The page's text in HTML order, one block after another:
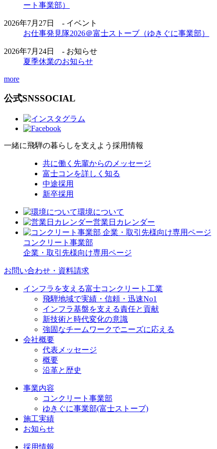
ート事業部）
2026年7月27日 - イベント
お仕事発見隊2026＠富士ストーブ（ゆきぐに事業部）
2026年7月24日 - お知らせ
夏季休業のお知らせ
more
公式SNSSOCIAL
一緒に飛騨の暮らしを支えよう 採用情報
共に働く先輩からのメッセージ
富士コンを詳しく知る
中途採用
新卒採用
環境について
営業日カレンダー
コンクリート事業部
企業・取引先様向け専用ページ
お問い合わせ・資料請求
インフラを支える富士コンクリート工業
飛騨地域で実績・信頼・迅速No1
インフラ基盤を支える責任と貢献
新技術と時代変化の意識
強固なチームワークでニーズに応える
会社概要
代表メッセージ
概要
沿革と歴史
事業内容
コンクリート事業部
ゆきぐに事業部(富士ストーブ)
施工実績
お知らせ
採用情報